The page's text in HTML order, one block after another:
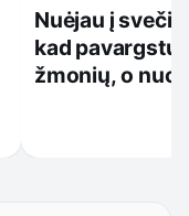
Nuėjau į
kad pavargstu
žmonių, o nuo